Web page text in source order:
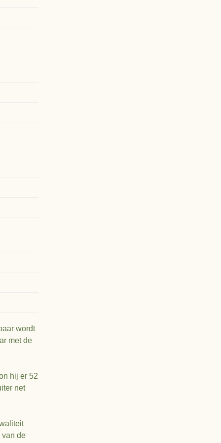
wordt
met de
hij er 52
net
van de